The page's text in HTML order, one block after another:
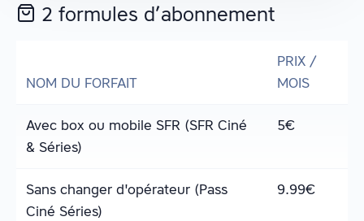
2 formules d’abonnement
NOM DU FORFAIT
PRIX /
MOIS
Avec box ou mobile SFR (SFR Ciné
& Séries)
5€
Sans changer d'opérateur (Pass
Ciné Séries)
9.99€